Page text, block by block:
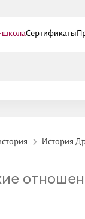
Сертификаты
История